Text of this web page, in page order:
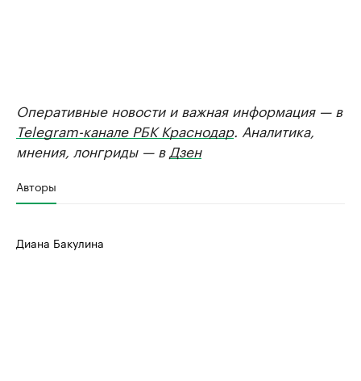
Оперативные новости и важная информация — в
Telegram-канале РБК Краснодар. Аналитика,
мнения, лонгриды — в Дзен
Авторы
Диана Бакулина